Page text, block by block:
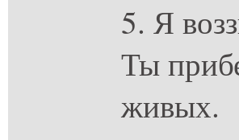
5. Я
Ты
живых.